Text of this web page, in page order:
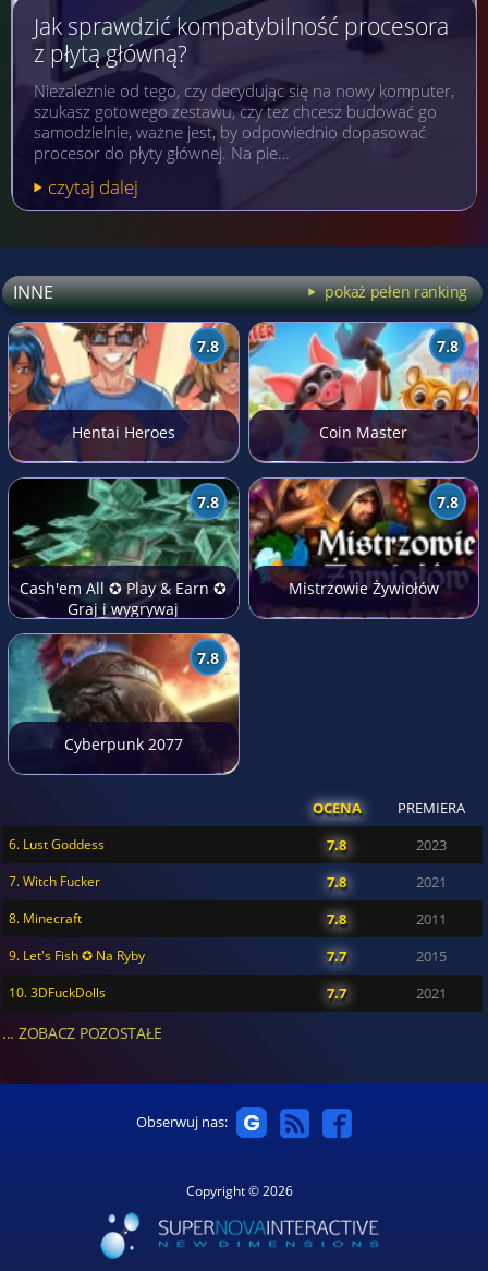
Jak sprawdzić kompatybilność procesora
z płytą główną?
Niezależnie od tego, czy decydując się na nowy komputer,
szukasz gotowego zestawu, czy też chcesz budować go
samodzielnie, ważne jest, by odpowiednio dopasować
procesor do płyty głównej. Na pie…
czytaj dalej
INNE pokaż pełen ranking
7.8
Hentai Heroes
7.8
Coin Master
7.8
Cash'em All ✪ Play & Earn ✪
Graj i wygrywaj
7.8
Mistrzowie Żywiołów
7.8
Cyberpunk 2077
OCENA PREMIERA
6. Lust Goddess 7.8 2023
7. Witch Fucker 7.8 2021
8. Minecraft 7.8 2011
9. Let's Fish ✪ Na Ryby 7.7 2015
10. 3DFuckDolls 7.7 2021
... ZOBACZ POZOSTAŁE
Obserwuj nas:
Copyright © 2026